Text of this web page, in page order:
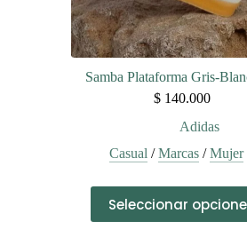
Samba Plataforma Gris-
$140.000
Adidas
Casual /Marcas /Mujer
Seleccionarproducto
tiene